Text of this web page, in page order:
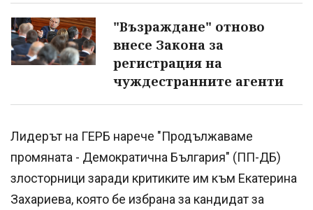
"Възраждане" отново
внесе Закона за
регистрация на
чуждестранните агенти
Лидерът на ГЕРБ нарече "Продължаваме
промяната - Демократична България" (ПП-ДБ)
злосторници заради критиките им към Екатерина
Захариева, която бе избрана за кандидат за